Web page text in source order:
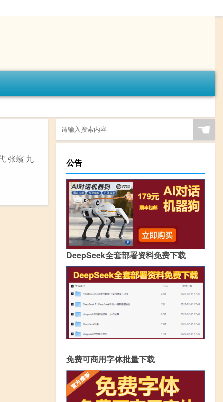
张蠙 九
☚
公告
DeepSeek全套部署资料免费下载
免费可商用字体批量下载